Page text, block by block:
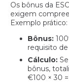
Os bônus da
exigem
Exemplo prático:
Bônus:
requisito
Cálculo:
bônus,
€100 × 30